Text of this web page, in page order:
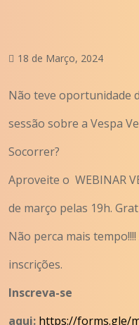
18 de Março, 2024
Não teve oportunidade
sessão sobre a Vespa
Socorrer?
Aproveite o WEBINAR
de março pelas 19h.
Não perca mais
inscrições.
Inscreva-se
aqui: https://forms.gle/